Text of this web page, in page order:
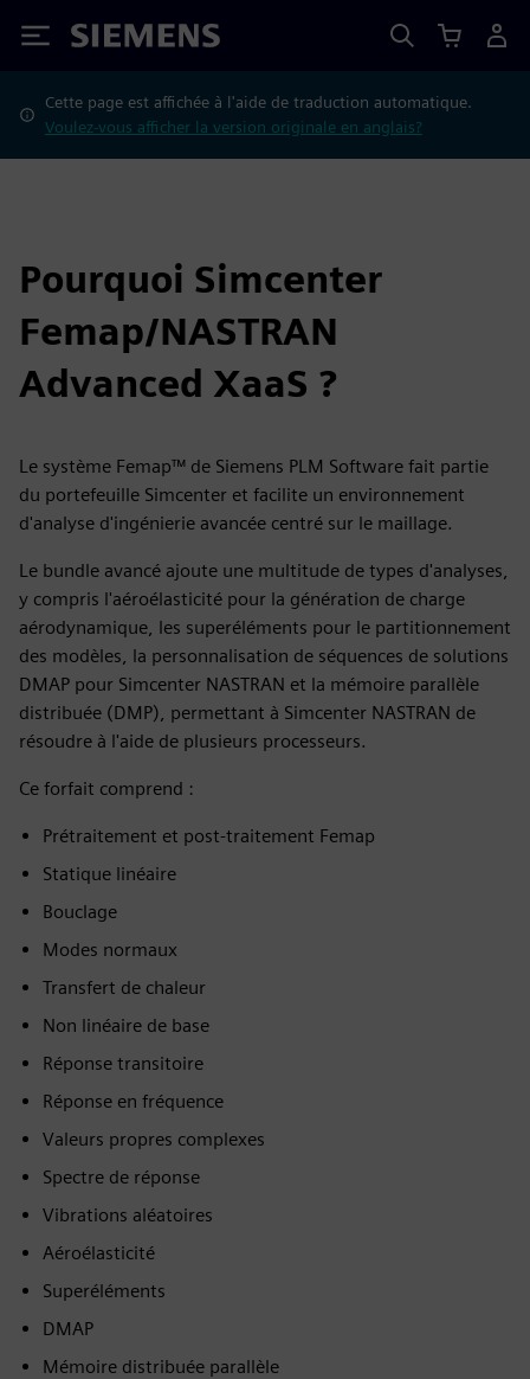
Siemens
Cette page est affichée à l'aide de traduction automatique.
Voulez-vous afficher la version originale en anglais?
Pourquoi Simcenter
Femap/NASTRAN
Advanced XaaS ?
Le système Femap™ de Siemens PLM Software fait partie
du portefeuille Simcenter et facilite un environnement
d'analyse d'ingénierie avancée centré sur le maillage.
Le bundle avancé ajoute une multitude de types d'analyses,
y compris l'aéroélasticité pour la génération de charge
aérodynamique, les superéléments pour le partitionnement
des modèles, la personnalisation de séquences de solutions
DMAP pour Simcenter NASTRAN et la mémoire parallèle
distribuée (DMP), permettant à Simcenter NASTRAN de
résoudre à l'aide de plusieurs processeurs.
Ce forfait comprend :
Prétraitement et post-traitement Femap
Statique linéaire
Bouclage
Modes normaux
Transfert de chaleur
Non linéaire de base
Réponse transitoire
Réponse en fréquence
Valeurs propres complexes
Spectre de réponse
Vibrations aléatoires
Aéroélasticité
Superéléments
DMAP
Mémoire distribuée parallèle